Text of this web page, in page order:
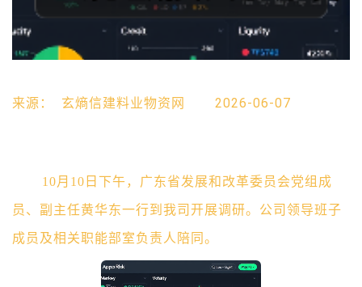
来源： 玄熵信建料业物资网 2026-06-07
10月 10 日 下午，广东省发展和改革委员会党组成
员、副主任黄华东一行到 我司 开展调研。 公司领导班子
成员及相关职能部室负责人陪同。